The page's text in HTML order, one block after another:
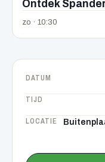
Ontdek
zo · 10:30
DATUM
TIJD
LOCATIE